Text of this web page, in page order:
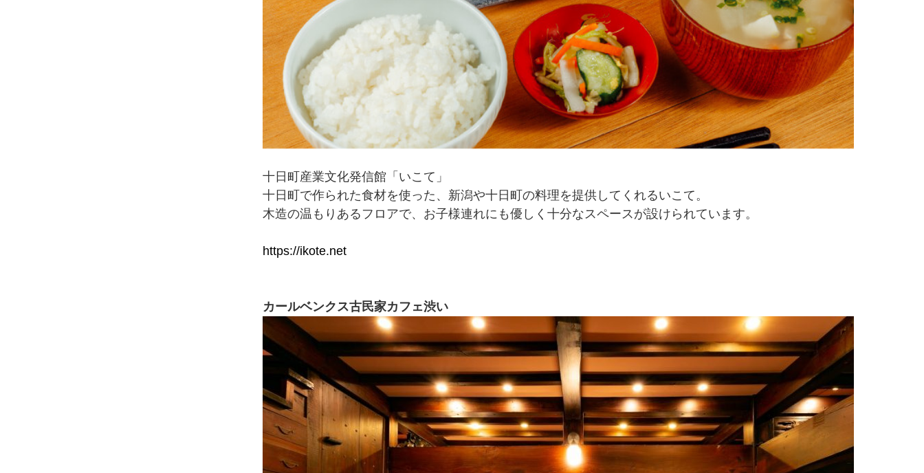
十日町産業文化発信館「いこて」
十日町で作られた食材を使った、新潟や十日町の料理を提供してくれるいこて。
木造の温もりあるフロアで、お子様連れにも優しく十分なスペースが設けられています。
https://ikote.net
カールベンクス古民家カフェ渋い